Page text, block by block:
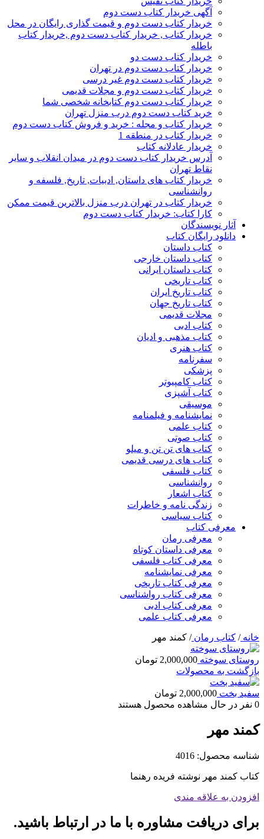
آگهی خریدار کتاب دست دوم
خریدار کتاب دست دوم و قیمت گذاری رایگان در محل
خریدار کتاب , خریدار کتاب دست دوم ,خریدار کتاب
باطله
خریدار کتاب دست دو
خریدار کتاب دست دوم در تهران
خریدار کتاب دست دوم غیر درسی
خریدار کتاب دست دوم و مجلات قدیمی
خریدار کتاب دست دوم کتابخانه شخصی شما
خرید کتاب دست دوم درب منزل تهران
خریدار کتاب و مجله : خرید و فروش کتاب دست دوم
خریدار کتاب در منطقه 1
خریدار عادلانه کتاب
آدرس خریدار کتاب دست دوم در میدان انقلاب و سایر
نقاط تهران
خریدار کتاب های داستان, ادبیات, تاریخ, فلسفه و
روانشناسی
خریدار کتاب در تهران درب منزل بالاترین قیمت ممکن
کارا کتاب: خریدار کتاب دست دوم
آثار نویسندگان
دانلود رایگان کتاب
کتاب داستان
کتاب داستان خارجی
کتاب داستان ایرانی
کتاب تاریخی
کتاب تاریخ ایران
کتاب تاریخ جهان
مجلات قدیمی
کتاب ادبی
کتاب مذهبی و ادیان
کتاب هنری
سفرنامه
پزشکی
کتاب کامپیوتر
کتاب آشپزی
موسیقی
نمایشنامه و فیلمنامه
کتاب علمی
کتاب صوتی
کتاب های تن تن و میلو
کتاب های درسی قدیمی
کتاب فلسفی
روانشناسی
کتاب اشعار
زندگی نامه و خاطرات
کتاب سیاسی
معرفی کتاب
معرفی رمان
معرفی داستان کوتاه
معرفی کتاب فلسفی
معرفی نمایشنامه
معرفی کتاب تاریخی
معرفی کتاب رواشناسی
معرفی کتاب ادبی
معرفی کتاب علمی
خانه/ کتاب رمان/ کمند مهر
روستای سوخته 2,000,000 تومان
بازگشت به محصولات
سفید بخت 2,000,000 تومان
0 نفر در حال مشاهده محصول هستند
کمند مهر
شناسه محصول: 4016
کتاب کمند مهر نوشته فریده رهنما
افزودن به علاقه مندی
برای دریافت مشاوره با ما در ارتباط باشید.